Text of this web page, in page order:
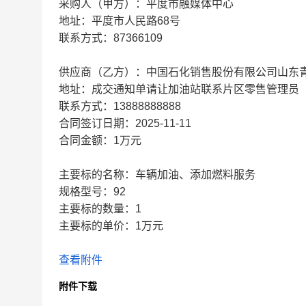
采购人（甲方）：平度市融媒体中心
地址：平度市人民路68号
联系方式：87366109
供应商（乙方）：中国石化销售股份有限公司山东
地址：成交通知单请让加油站联系片区零售管理员
联系方式：13888888888
合同签订日期：2025-11-11
合同金额：1万元
主要标的名称：车辆加油、添加燃料服务
规格型号：92
主要标的数量：1
主要标的单价：1万元
查看附件
附件下载